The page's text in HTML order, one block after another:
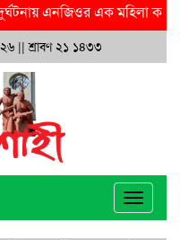
এনজিওর এক মহিলা কর্মী
|| শ্রাবণ ২১ ১৪৩৩
Toggle